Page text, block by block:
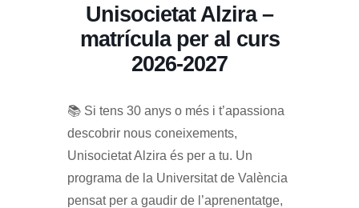
Unisocietat Alzira –
matrícula per al curs
2026-2027
📚 Si tens 30 anys o més i t’apassiona
descobrir nous coneixements,
Unisocietat Alzira és per a tu. Un
programa de la Universitat de València
pensat per a gaudir de l’aprenentatge,